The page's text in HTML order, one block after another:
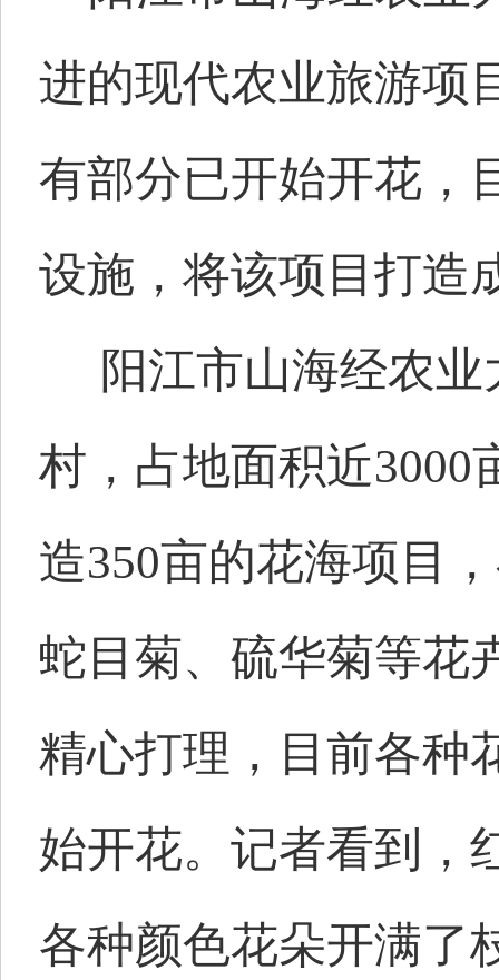
进的现代农业旅游项
有部分已开始开花，
设施，将该项目打造
阳江市山海经农
村，占地面积近3000
造350亩的花海项目
蛇目菊、硫华菊等花
精心打理，目前各种
始开花。记者看到，
各种颜色花朵开满了